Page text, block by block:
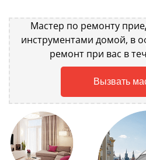
Мастер по ремонту
инструментами домой, в
ремонт при вас в
Вызвать